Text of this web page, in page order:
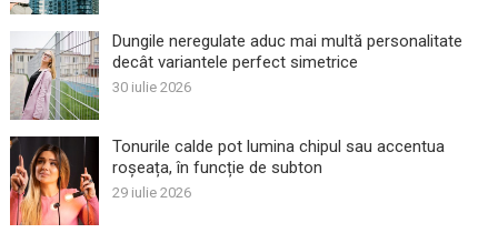
Dungile neregulate aduc mai multă personalitate
decât variantele perfect simetrice
30 iulie 2026
Tonurile calde pot lumina chipul sau accentua
roșeața, în funcție de subton
29 iulie 2026